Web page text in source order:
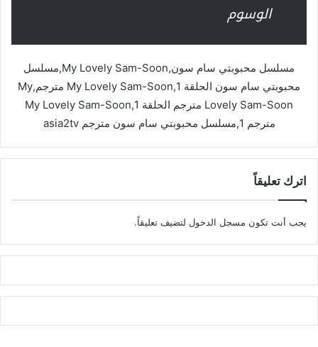
الوسوم
مسلسل محبوبتي سام سون,My Lovely Sam-Soon,مسلسل
محبوبتي سام سون الحلقة 1,My Lovely Sam-Soon مترجم,My
Lovely Sam-Soon مترجم الحلقة 1,My Lovely Sam-Soon
مترجم 1,مسلسل محبوبتي سام سون مترجم asia2tv
اترك تعليقاً
يجب أنت تكون مسجل الدخول لتضيف تعليقاً.